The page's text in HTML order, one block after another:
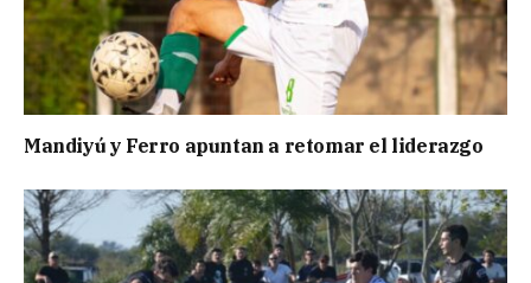
Mandiyú y Ferro apuntan a retomar el liderazgo